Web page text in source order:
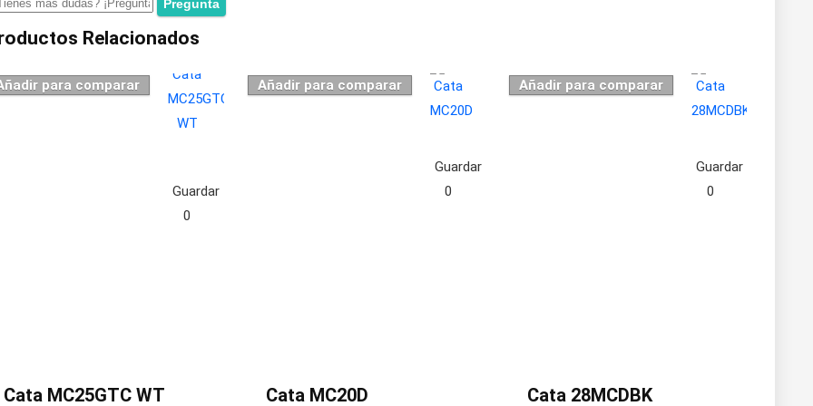
Relacionados
para comparar
Guardar
0
Cata MC25GTC WT
Añadir para comparar
Guardar
0
Cata MC20D
Añadir para comparar
Guardar
0
Cata 28MCDBK